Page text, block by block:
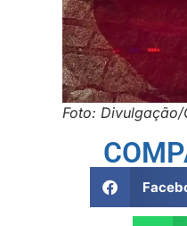
Foto: Divulgação/